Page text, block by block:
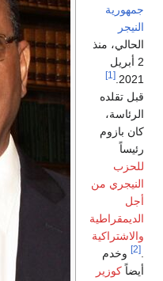
جمهورية
النيجر
الحالي، منذ
2 أبريل
2021.
[1]
قبل تقلده
الرئاسة،
كان بازوم
رئيساً
للحزب
النيجري من
أجل
الديمقراطية
والاشتراكية
[2]
وخدم
أيضاً كوزير